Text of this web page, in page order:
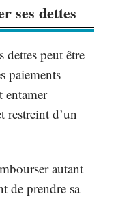
ses dettes
dettes peut être
paiements
entamer
restreint d’un
autant
de prendre sa